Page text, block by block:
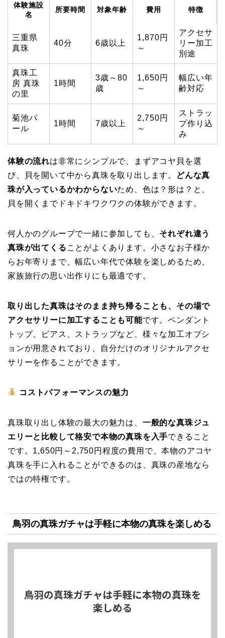
体験施設
名
所要時間 対象年齢 費用 特徴
三重県
真珠
40分 6歳以上
1,870円
～
アクセサ
リー加工
別途
真珠工
房 真珠
の里
1時間
3歳～80
歳
1,650円
～
幅広い年
齢対応
菊池パ
ール
1時間 7歳以上
2,750円
～
ストラッ
プ作り込
み
体験の流れは非常にシンプルで、まずアコヤ貝を選
び、貝を開いて中から真珠を取り出します。
どんな真
珠が入っているかわからないため、色は？形は？と、
貝を開くまでドキドキワクワクの体験ができます。
何人かのグループで一緒に参加しても、 それぞれ違う
真珠が出てくる ことがよくあります。小さなお子様か
らお年寄りまで、幅広い年代で体験を楽しめるため、
家族旅行の思い出作りにも最適です。
取り出した真珠はそのまま持ち帰ることも、その場で
アクセサリーに加工することも可能です。ペンダント
トップ、ピアス、ストラップなど、様々な加工オプシ
ョンが用意されており、自分だけのオリジナルアクセ
サリーを作ることができます。
コストパフォーマンスの魅力
真珠取り出し体験の最大の魅力は、 一般的な真珠ジュ
エリーと比較して格安で本物の真珠を入手できること
です。1,650円～2,750円程度の費用で、本物のアコヤ
真珠を手に入れることができるのは、真珠の産地なら
ではの特権です。
鳥羽の真珠ガチャは手軽に本物の真珠を楽しめる